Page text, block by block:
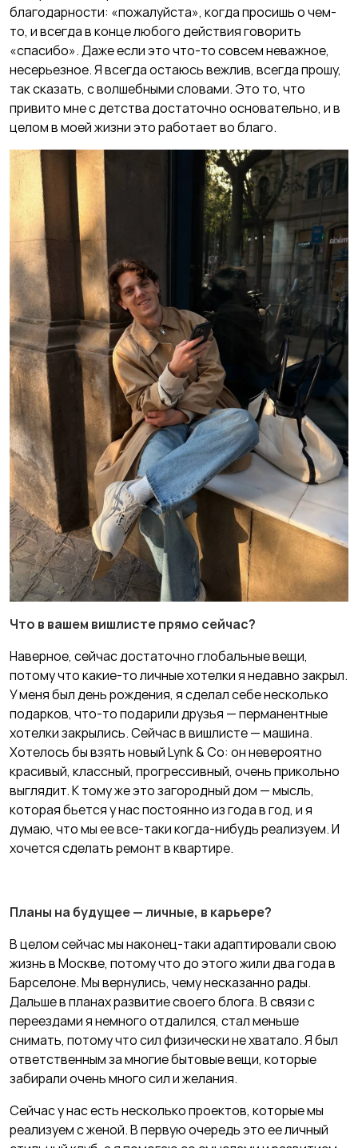
благодарности: «пожалуйста», когда просишь о чем-
то, и всегда в конце любого действия говорить
«спасибо». Даже если это что-то совсем неважное,
несерьезное. Я всегда остаюсь вежлив, всегда прошу,
так сказать, с волшебными словами. Это то, что
привито мне с детства достаточно основательно, и в
целом в моей жизни это работает во благо.
Что в вашем вишлисте прямо сейчас?
Наверное, сейчас достаточно глобальные вещи,
потому что какие-то личные хотелки я недавно закрыл.
У меня был день рождения, я сделал себе несколько
подарков, что-то подарили друзья — перманентные
хотелки закрылись. Сейчас в вишлисте — машина.
Хотелось бы взять новый Lynk & Co: он невероятно
красивый, классный, прогрессивный, очень прикольно
выглядит. К тому же это загородный дом — мысль,
которая бьется у нас постоянно из года в год, и я
думаю, что мы ее все-таки когда-нибудь реализуем. И
хочется сделать ремонт в квартире.
Планы на будущее — личные, в карьере?
В целом сейчас мы наконец-таки адаптировали свою
жизнь в Москве, потому что до этого жили два года в
Барселоне. Мы вернулись, чему несказанно рады.
Дальше в планах развитие своего блога. В связи с
переездами я немного отдалился, стал меньше
снимать, потому что сил физически не хватало. Я был
ответственным за многие бытовые вещи, которые
забирали очень много сил и желания.
Сейчас у нас есть несколько проектов, которые мы
реализуем с женой. В первую очередь это ее личный